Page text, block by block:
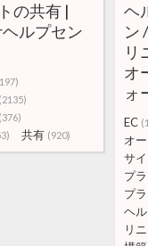
の共有 |
ルプセン
(2135)
(376)
共有 (920)
ヘ
ン
リ
オ
ォ
EC
オ
サ
プ
プ
ヘ
リ